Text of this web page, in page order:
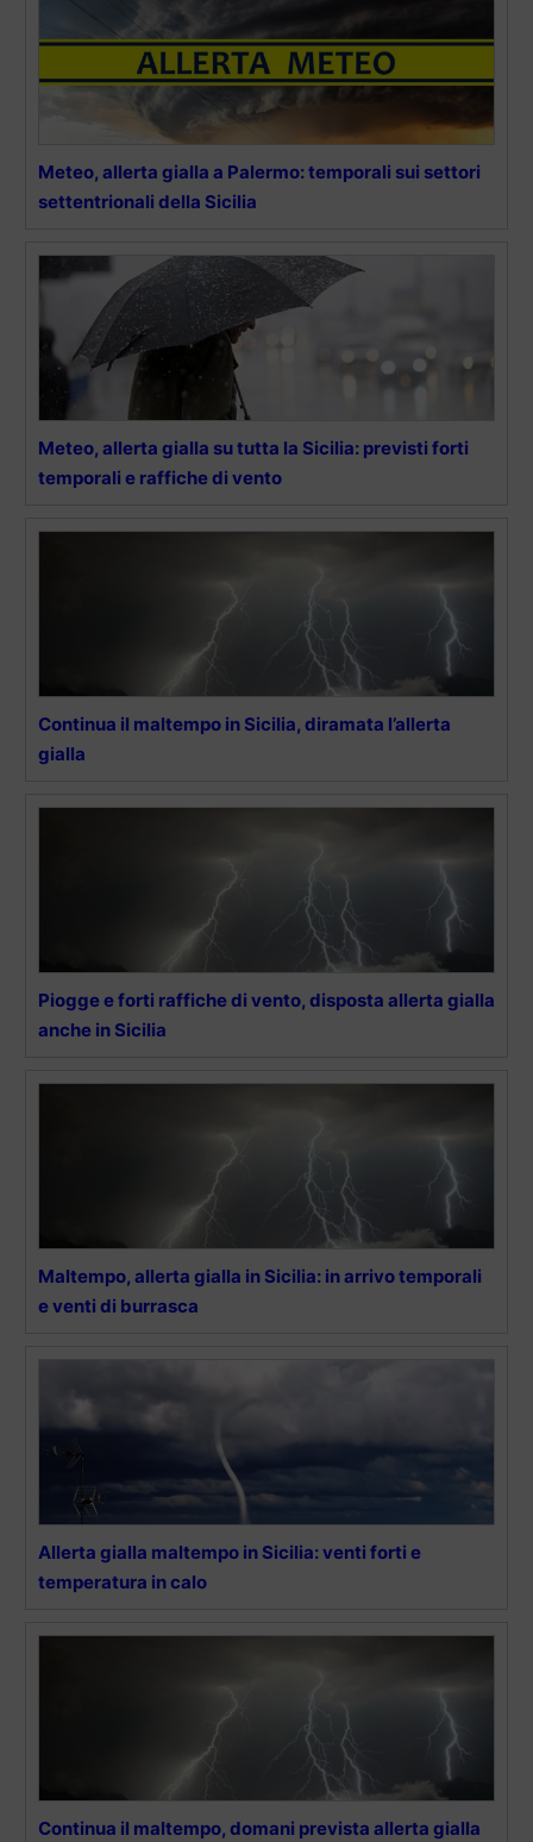
Meteo, allerta gialla a Palermo: temporali sui settori
settentrionali della Sicilia
Meteo, allerta gialla su tutta la Sicilia: previsti forti
temporali e raffiche di vento
Continua il maltempo in Sicilia, diramata l’allerta
gialla
Piogge e forti raffiche di vento, disposta allerta gialla
anche in Sicilia
Maltempo, allerta gialla in Sicilia: in arrivo temporali
e venti di burrasca
Allerta gialla maltempo in Sicilia: venti forti e
temperatura in calo
Continua il maltempo, domani prevista allerta gialla